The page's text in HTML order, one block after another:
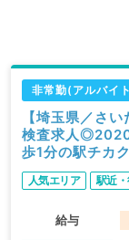
非常勤(アルバイ
【埼玉県／さ
検査求人
歩1分の駅チカ
人気エリア 駅近
給与